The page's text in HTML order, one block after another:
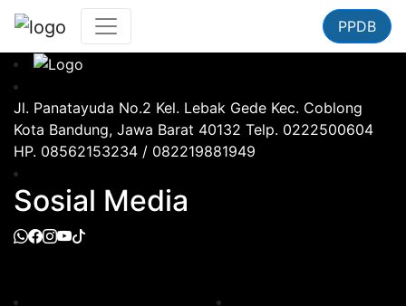
PPDB
Jl. Panatayuda No.2 Kel. Lebak Gede Kec. Coblong
Kota Bandung, Jawa Barat 40132 Telp. 0222500604
HP. 08562153234 / 082219881949
Sosial Media